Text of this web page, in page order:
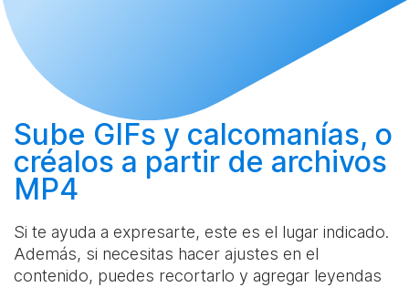
Sube GIFs y calcomanías, o
créalos a partir de archivos
MP4
Si te ayuda a expresarte, este es el lugar indicado.
Además, si necesitas hacer ajustes en el
contenido, puedes recortarlo y agregar leyendas